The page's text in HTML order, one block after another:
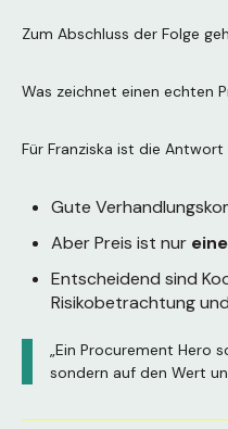
Zum Abschluss der Folge
Was zeichnet einen echten
Für Franziska ist die Antwort
Gute
Aber Preis ist nur eine
Entscheidend sind
Risikobetrachtung
„Ein Procurement Hero
sondern auf den Wert